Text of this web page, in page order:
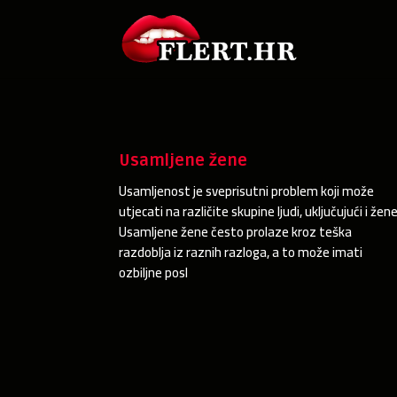
Usamljene žene
Usamljenost je sveprisutni problem koji može
utjecati na različite skupine ljudi, uključujući i
Usamljene žene često prolaze kroz teška
razdoblja iz raznih razloga, a to može imati
ozbiljne posl